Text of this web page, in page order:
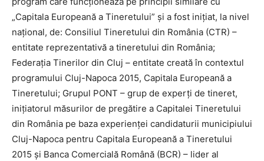
„Capitala Europeană a Tineretului” și a fost inițiat, la nivel
național, de: Consiliul Tineretului din România (CTR) –
entitate reprezentativă a tineretului din România;
Federația Tinerilor din Cluj – entitate creată în contextul
programului Cluj-Napoca 2015, Capitala Europeană a
Tineretului; Grupul PONT – grup de experți de tineret,
inițiatorul măsurilor de pregătire a Capitalei Tineretului
din România pe baza experienței candidaturii municipiului
Cluj-Napoca pentru Capitala Europeană a Tineretului
2015 și Banca Comercială Română (BCR) – lider al